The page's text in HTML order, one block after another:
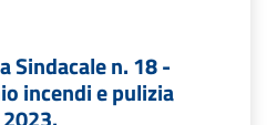
Sindacale n. 18 -
incendi e pulizia